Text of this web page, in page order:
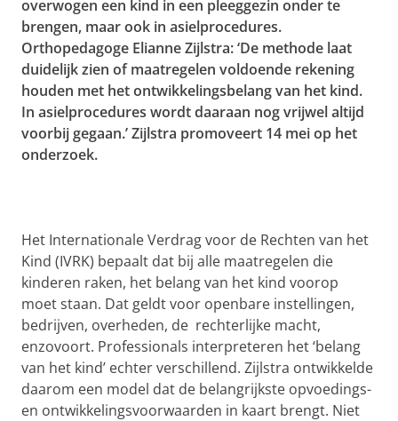
overwogen een kind in een pleeggezin onder te
brengen, maar ook in asielprocedures.
Orthopedagoge ElianneZijlstra: ‘De methode laat
duidelijk zien of maatregelen voldoende rekening
houden met het ontwikkelingsbelang van het kind.
In asielprocedures wordt daaraan nog vrijwel altijd
voorbij gegaan.’ Zijlstra promoveert 14 mei op het
onderzoek.
Het Internationale Verdrag voor de Rechten van het
Kind (IVRK) bepaalt dat bij alle maatregelen die
kinderen raken, het belang van het kind voorop
moet staan. Dat geldt voor openbare instellingen,
bedrijven, overheden, de rechterlijke macht,
enzovoort. Professionals interpreteren het ‘belang
van het kind’ echter verschillend. Zijlstra ontwikkelde
daarom een model dat de belangrijkste opvoedings-
en ontwikkelingsvoorwaarden in kaart brengt. Niet